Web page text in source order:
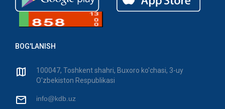
BOG'LANISH
100047, Toshkent shahri, Buxoro ko'chasi, 3-uy
O'zbekiston Respublikasi
info@kdb.uz